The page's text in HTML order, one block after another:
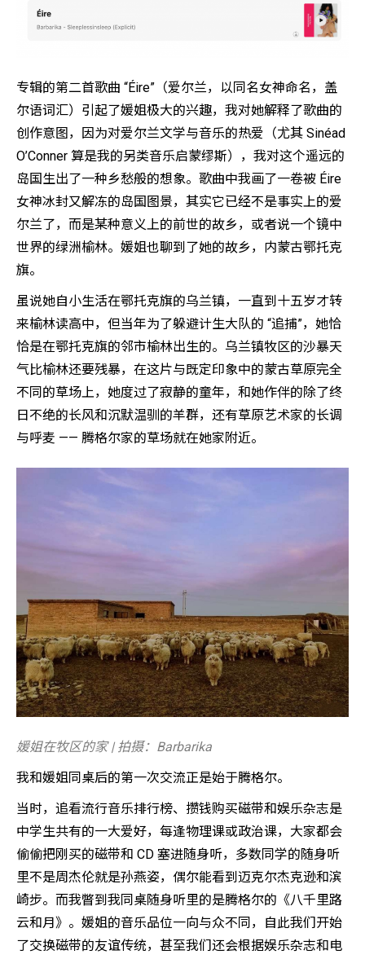
专辑的第二首歌曲 “Éire”（爱尔兰，以同名女神命名，盖
尔语词汇）引起了媛姐极大的兴趣，我对她解释了歌曲的
创作意图，因为对爱尔兰文学与音乐的热爱（尤其 Sinéad
O’Conner 算是我的另类音乐启蒙缪斯），我对这个遥远的
岛国生出了一种乡愁般的想象。歌曲中我画了一卷被 Éire
女神冰封又解冻的岛国图景，其实它已经不是事实上的爱
尔兰了，而是某种意义上的前世的故乡，或者说一个镜中
世界的绿洲榆林。媛姐也聊到了她的故乡，内蒙古鄂托克
旗。
虽说她自小生活在鄂托克旗的乌兰镇，一直到十五岁才转
来榆林读高中，但当年为了躲避计生大队的 “追捕”，她恰
恰是在鄂托克旗的邻市榆林出生的。乌兰镇牧区的沙暴天
气比榆林还要残暴，在这片与既定印象中的蒙古草原完全
不同的草场上，她度过了寂静的童年，和她作伴的除了终
日不绝的长风和沉默温驯的羊群，还有草原艺术家的长调
与呼麦 —— 腾格尔家的草场就在她家附近。
媛姐在牧区的家 | 拍摄：Barbarika
我和媛姐同桌后的第一次交流正是始于腾格尔。
当时，追看流行音乐排行榜、攒钱购买磁带和娱乐杂志是
中学生共有的一大爱好，每逢物理课或政治课，大家都会
偷偷把刚买的磁带和 CD 塞进随身听，多数同学的随身听
里不是周杰伦就是孙燕姿，偶尔能看到迈克尔杰克逊和滨
崎步。而我瞥到我同桌随身听里的是腾格尔的《八千里路
云和月》。媛姐的音乐品位一向与众不同，自此我们开始
了交换磁带的友谊传统，甚至我们还会根据娱乐杂志和电